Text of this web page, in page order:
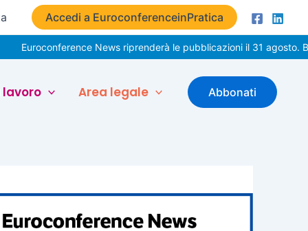
Accedi a EuroconferenceinPratica
News riprenderà le pubblicazioni il 31 agosto. Buone
lavoro Area legale Abbonati